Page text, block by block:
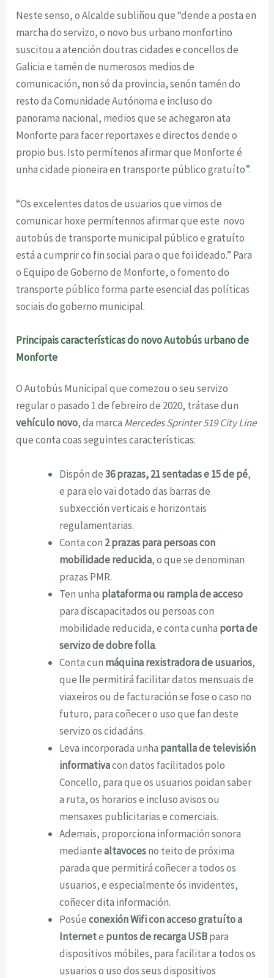
Neste senso, o Alcalde subliñou que “dende a posta en
marcha do servizo, o novo bus urbano monfortino
suscitou a atención doutras cidades e concellos de
Galicia e tamén de numerosos medios de
comunicación, non só da provincia, senón tamén do
resto da Comunidade Autónoma e incluso do
panorama nacional, medios que se achegaron ata
Monforte para facer reportaxes e directos dende o
propio bus. Isto permítenos afirmar que Monforte é
unha cidade pioneira en transporte público gratuíto”.
“Os excelentes datos de usuarios que vimos de
comunicar hoxe permítennos afirmar que este novo
autobús de transporte municipal público e gratuíto
está a cumprir co fin social para o que foi ideado.” Para
o Equipo de Goberno de Monforte, o fomento do
transporte público forma parte esencial das políticas
sociais do goberno municipal.
Principais características do novo Autobús urbano de
Monforte
O Autobús Municipal que comezou o seu servizo
regular o pasado 1 de febreiro de 2020, trátase dun
vehículo novo, da marca Mercedes Sprinter 519 City Line
que conta coas seguintes características:
Dispón de36 prazas, 21 sentadas e 15 de pé,
e para elo vai dotado das barras de
subxección verticais e horizontais
regulamentarias.
Conta con 2 prazas para persoas con
mobilidade reducida, o que se denominan
prazas PMR.
Ten unha plataforma ou rampla de acceso
para discapacitados ou persoas con
mobilidade reducida, e conta cunha porta de
servizo de dobre folla.
Conta cun máquina rexistradora de usuarios,
que lle permitirá facilitar datos mensuais de
viaxeiros ou de facturación se fose o caso no
futuro, para coñecer o uso que fan deste
servizo os cidadáns.
Leva incorporada unha pantalla de televisión
informativacon datos facilitados polo
Concello, para que os usuarios poidan saber
a ruta, os horarios e incluso avisos ou
mensaxes publicitarias e comerciais.
Ademais, proporciona información sonora
mediantealtavocesno teito de próxima
parada que permitirá coñecer a todos os
usuarios, e especialmente ós invidentes,
coñecer dita información.
Posúeconexión Wifi con acceso gratuíto a
Internete puntos de recarga USBpara
dispositivos móbiles, para facilitar a todos os
usuarios o uso dos seus dispositivos